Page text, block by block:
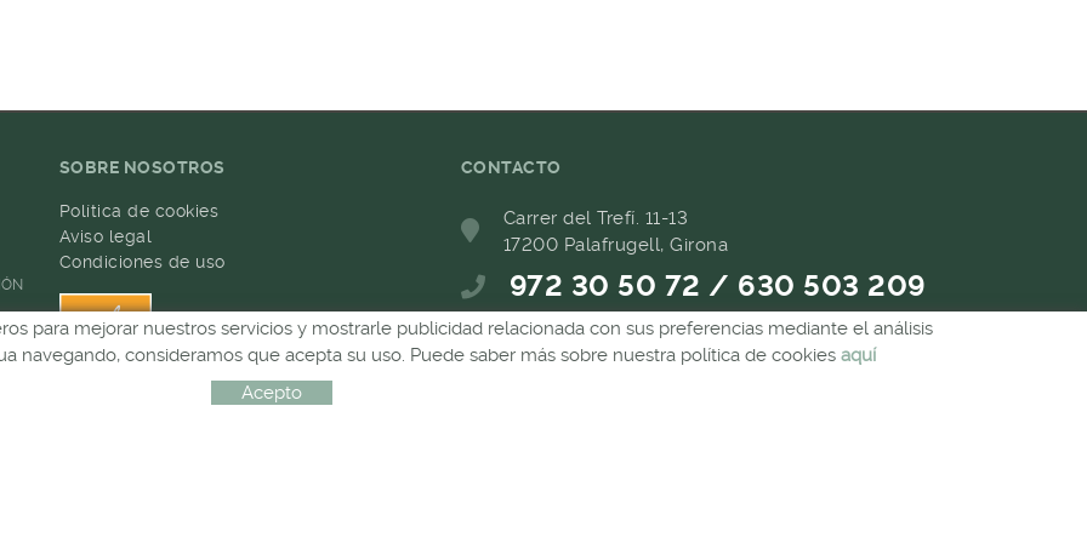
SOBRE NOSOTROS
Política de cookies
Aviso legal
Condiciones de uso
CONTACTO
Carrer del Trefí. 11-13
17200 Palafrugell, Girona
972 30 50 72 / 630 503 209
689 657 489
para mejorar nuestros servicios y mostrarle publicidad relacionada con sus preferencias mediante el análisis
navegando, consideramos que acepta su uso. Puede saber más sobre nuestra política de cookies aquí
Acepto